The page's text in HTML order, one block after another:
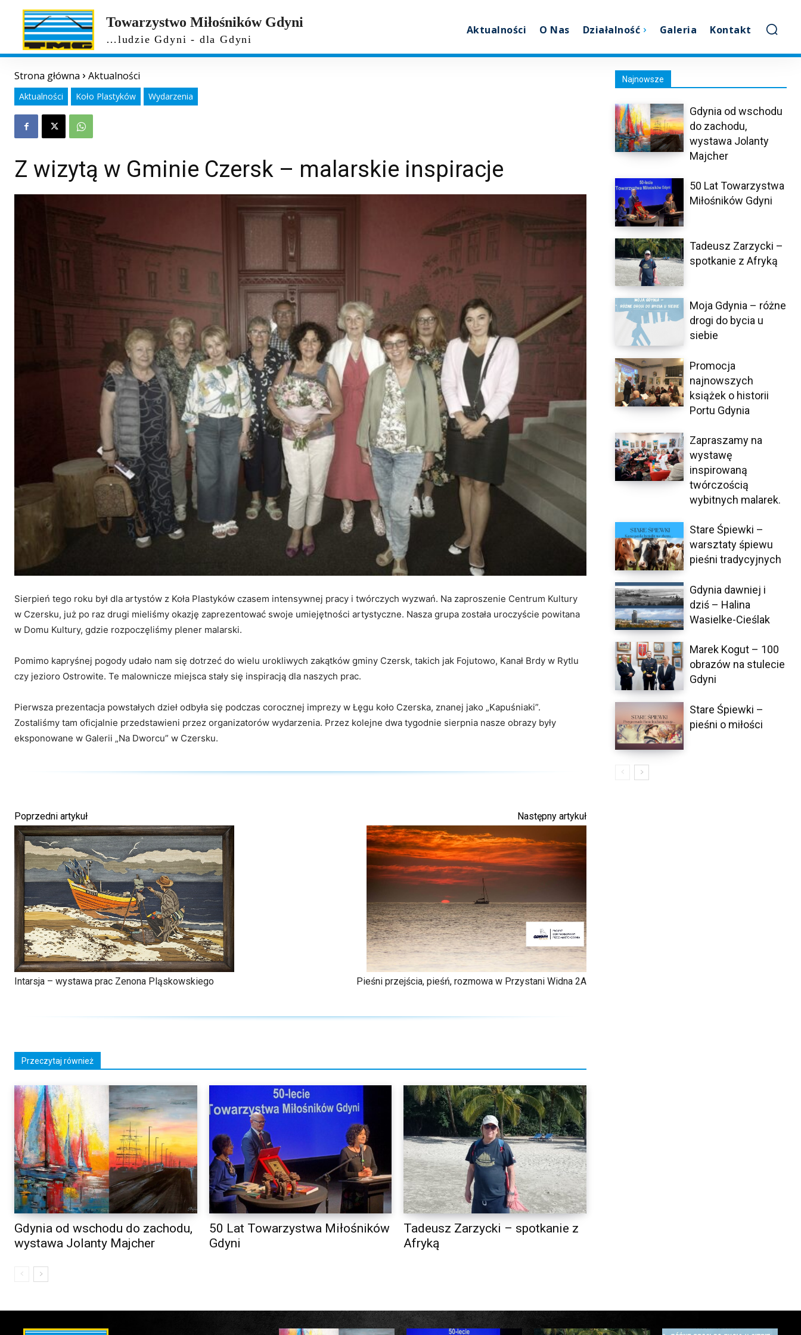
Towarzystwo Miłośników Gdyni
…ludzie Gdyni - dla Gdyni
Aktualności O Nas Działalność Galeria Kontakt
Strona główna Aktualności
Aktualności Koło Plastyków Wydarzenia
Z wizytą w Gminie Czersk – malarskie inspiracje
Sierpień tego roku był dla artystów z Koła Plastyków czasem intensywnej pracy i twórczych wyzwań. Na zaproszenie Centrum Kultury
w Czersku, już po raz drugi mieliśmy okazję zaprezentować swoje umiejętności artystyczne. Nasza grupa została uroczyście powitana
w Domu Kultury, gdzie rozpoczęliśmy plener malarski.
Pomimo kapryśnej pogody udało nam się dotrzeć do wielu urokliwych zakątków gminy Czersk, takich jak Fojutowo, Kanał Brdy w Rytlu
czy jezioro Ostrowite. Te malownicze miejsca stały się inspiracją dla naszych prac.
Pierwsza prezentacja powstałych dzieł odbyła się podczas corocznej imprezy w Łęgu koło Czerska, znanej jako „Kapuśniaki”.
Zostaliśmy tam oficjalnie przedstawieni przez organizatorów wydarzenia. Przez kolejne dwa tygodnie sierpnia nasze obrazy były
eksponowane w Galerii „Na Dworcu” w Czersku.
Poprzedni artykuł
Intarsja – wystawa prac Zenona Pląskowskiego
Następny artykuł
Pieśni przejścia, pieśń, rozmowa w Przystani Widna 2A
Przeczytaj również
Gdynia od wschodu do zachodu,
wystawa Jolanty Majcher
50 Lat Towarzystwa Miłośników
Gdyni
Tadeusz Zarzycki – spotkanie z
Afryką
Najnowsze
Gdynia od wschodu
do zachodu,
wystawa Jolanty
Majcher
50 Lat Towarzystwa
Miłośników Gdyni
Tadeusz Zarzycki –
spotkanie z Afryką
Moja Gdynia – różne
drogi do bycia u
siebie
Promocja
najnowszych
książek o historii
Portu Gdynia
Zapraszamy na
wystawę
inspirowaną
twórczością
wybitnych malarek.
Stare Śpiewki –
warsztaty śpiewu
pieśni tradycyjnych
Gdynia dawniej i
dziś – Halina
Wasielke-Cieślak
Marek Kogut – 100
obrazów na stulecie
Gdyni
Stare Śpiewki –
pieśni o miłości